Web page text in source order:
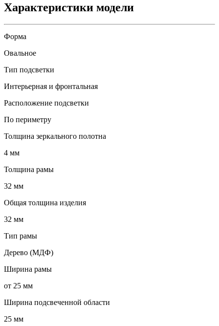
Характеристики модели
Форма
Овальное
Тип подсветки
Интерьерная и фронтальная
Расположение подсветки
По периметру
Толщина зеркального полотна
4 мм
Толщина рамы
32 мм
Общая толщина изделия
32 мм
Тип рамы
Дерево (МДФ)
Ширина рамы
от 25 мм
Ширина подсвеченной области
25 мм